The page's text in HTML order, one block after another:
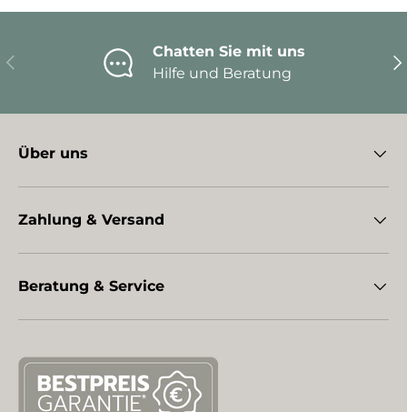
Vorherige
Chatten Sie mit uns
Hilfe und Beratung
Über uns
Zahlung & Versand
Beratung & Service